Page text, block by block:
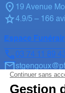
19 Avenue
4.9/5 – 166
Espace
03 74 11 89
18, route de
National